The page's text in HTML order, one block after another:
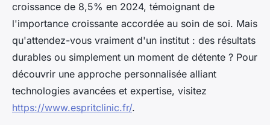
croissance de 8,5% en 2024, témoignant de
l'importance croissante accordée au soin de soi. Mais
qu'attendez-vous vraiment d'un institut : des résultats
durables ou simplement un moment de détente ? Pour
découvrir une approche personnalisée alliant
technologies avancées et expertise, visitez
https://www.espritclinic.fr/.